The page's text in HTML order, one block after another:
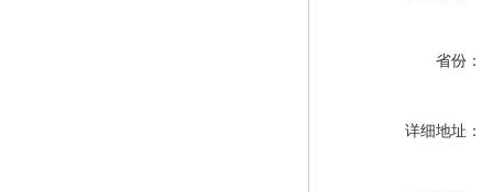
省份：
详细地址：